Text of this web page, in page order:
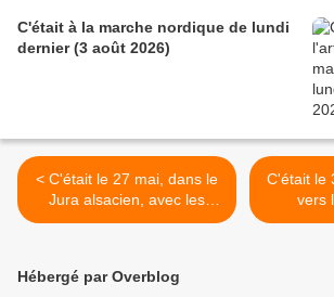
C'était à la marche nordique de lundi
dernier (3 août 2026)
< C'était le 27 mai, dans le
Jura alsacien, avec les
seniors
C'était le
Hébergé par Overblog